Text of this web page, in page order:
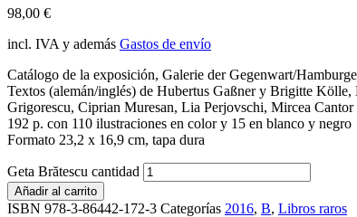
98,00 €
incl. IVA y además Gastos de envío
Catálogo de la exposición, Galerie der Gegenwart/
Textos (alemán/inglés) de Hubertus Gaßner y Brigitte
Grigorescu, Ciprian Muresan, Lia Perjovschi, Mircea
192 p. con 110 ilustraciones en color y 15 en blanco y negro
Formato 23,2 x 16,9 cm, tapa dura
Geta Brătescu cantidad
Añadir al carrito
ISBN 978-3-86442-172-3 Categorías 2016, B, Libros raros